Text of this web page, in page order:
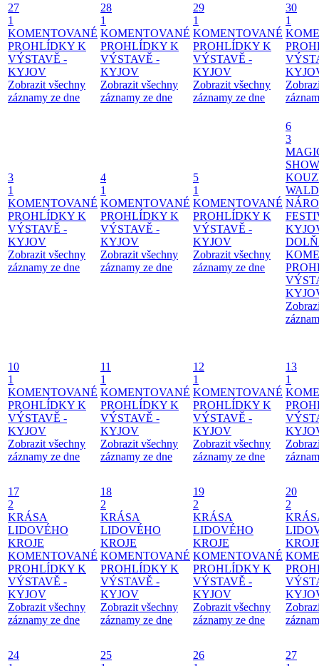
27
1
KOMENTOVANÉ
PROHLÍDKY K
VÝSTAVĚ -
KYJOV
Zobrazit všechny
záznamy ze dne
28
1
KOMENTOVANÉ
PROHLÍDKY K
VÝSTAVĚ -
KYJOV
Zobrazit všechny
záznamy ze dne
29
1
KOMENTOVANÉ
PROHLÍDKY K
VÝSTAVĚ -
KYJOV
Zobrazit všechny
záznamy ze dne
30
1
3
1
KOMENTOVANÉ
PROHLÍDKY K
VÝSTAVĚ -
KYJOV
Zobrazit všechny
záznamy ze dne
4
1
KOMENTOVANÉ
PROHLÍDKY K
VÝSTAVĚ -
KYJOV
Zobrazit všechny
záznamy ze dne
5
1
KOMENTOVANÉ
PROHLÍDKY K
VÝSTAVĚ -
KYJOV
Zobrazit všechny
záznamy ze dne
6
3
10
1
KOMENTOVANÉ
PROHLÍDKY K
VÝSTAVĚ -
KYJOV
Zobrazit všechny
záznamy ze dne
11
1
KOMENTOVANÉ
PROHLÍDKY K
VÝSTAVĚ -
KYJOV
Zobrazit všechny
záznamy ze dne
12
1
KOMENTOVANÉ
PROHLÍDKY K
VÝSTAVĚ -
KYJOV
Zobrazit všechny
záznamy ze dne
13
1
17
2
KRÁSA
LIDOVÉHO
KROJE
KOMENTOVANÉ
PROHLÍDKY K
VÝSTAVĚ -
KYJOV
Zobrazit všechny
záznamy ze dne
18
2
KRÁSA
LIDOVÉHO
KROJE
KOMENTOVANÉ
PROHLÍDKY K
VÝSTAVĚ -
KYJOV
Zobrazit všechny
záznamy ze dne
19
2
KRÁSA
LIDOVÉHO
KROJE
KOMENTOVANÉ
PROHLÍDKY K
VÝSTAVĚ -
KYJOV
Zobrazit všechny
záznamy ze dne
20
2
24
25
26
27